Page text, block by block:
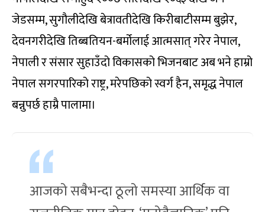
जेडसम्म, सुगौलीदेखि बेत्रावतीदेखि किरीबाटीसम्म बुझेर,
देवनगरीदेखि तिब्बतियन-बर्मोलाई आत्मसात् गरेर नेपाल,
नेपाली र संसार सुहाउँदो विकासको भिजनबाट अब भने हाम्रो
नेपाल सगरपारिको राष्ट्र, मरेपछिको स्वर्ग हैन, समृद्ध नेपाल
बन्नुपर्छ हाम्रै पालामा।
आजको सबैभन्दा ठूलो समस्या आर्थिक वा